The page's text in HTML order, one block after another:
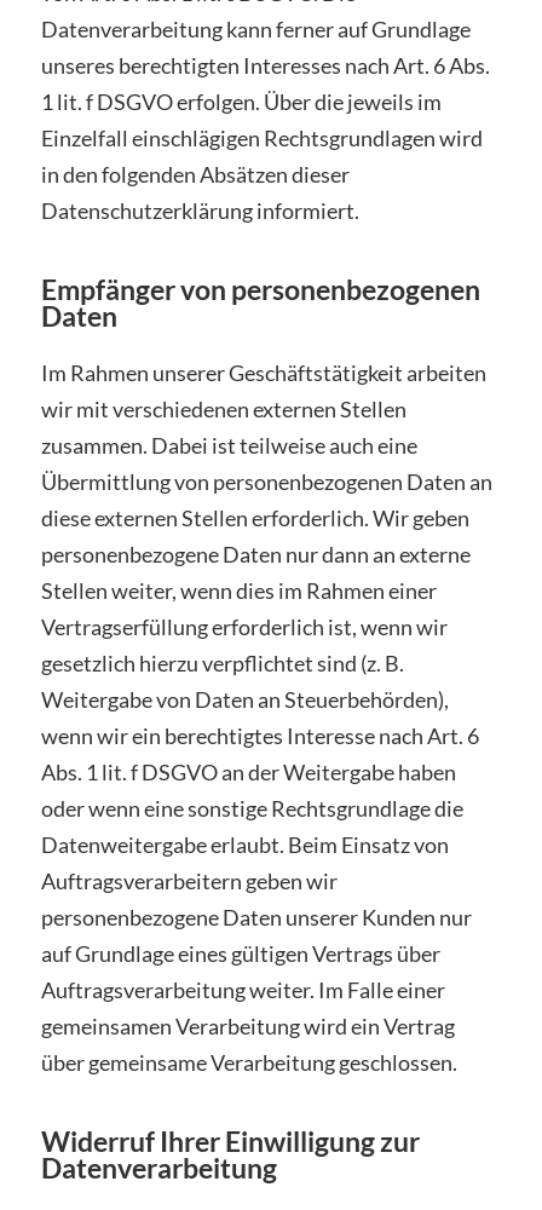
Datenverarbeitung kann ferner auf Grundlage
unseres berechtigten Interesses nach Art. 6 Abs.
1 lit. f DSGVO erfolgen. Über die jeweils im
Einzelfall einschlägigen Rechtsgrundlagen wird
in den folgenden Absätzen dieser
Datenschutzerklärung informiert.
Empfänger von personenbezogenen
Daten
Im Rahmen unserer Geschäftstätigkeit arbeiten
wir mit verschiedenen externen Stellen
zusammen. Dabei ist teilweise auch eine
Übermittlung von personenbezogenen Daten an
diese externen Stellen erforderlich. Wir geben
personenbezogene Daten nur dann an externe
Stellen weiter, wenn dies im Rahmen einer
Vertragserfüllung erforderlich ist, wenn wir
gesetzlich hierzu verpflichtet sind (z. B.
Weitergabe von Daten an Steuerbehörden),
wenn wir ein berechtigtes Interesse nach Art. 6
Abs. 1 lit. f DSGVO an der Weitergabe haben
oder wenn eine sonstige Rechtsgrundlage die
Datenweitergabe erlaubt. Beim Einsatz von
Auftragsverarbeitern geben wir
personenbezogene Daten unserer Kunden nur
auf Grundlage eines gültigen Vertrags über
Auftragsverarbeitung weiter. Im Falle einer
gemeinsamen Verarbeitung wird ein Vertrag
über gemeinsame Verarbeitung geschlossen.
Widerruf Ihrer Einwilligung zur
Datenverarbeitung